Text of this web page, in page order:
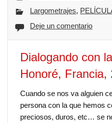
Largometrajes,
Deje un comentario
Dialogando con
Honoré, Francia,
Cuando se nos va alguien
persona con la que hemos
preciosos, duros, etc… se